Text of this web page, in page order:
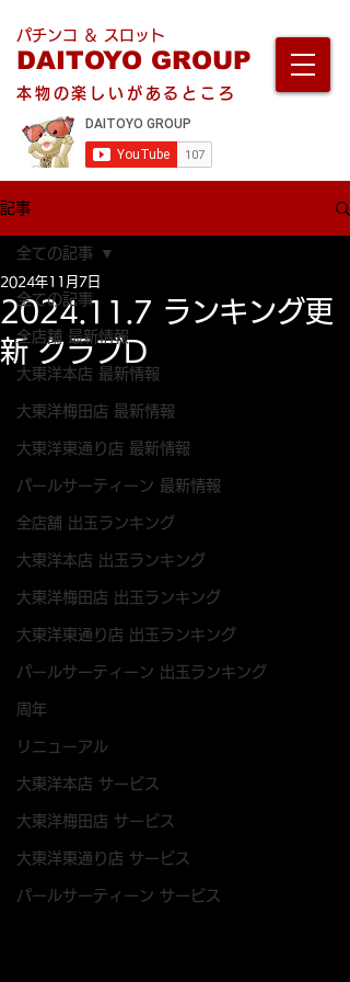
パチンコ ＆ スロット
DAITOYO GROUP
本物の楽しいがあるところ
記事
全ての記事
全店舗 最新情報
大東洋本店 最新情報
大東洋梅田店 最新情報
大東洋東通り店 最新情報
パールサーティーン 最新情報
全店舗 出玉ランキング
大東洋本店 出玉ランキング
大東洋梅田店 出玉ランキング
大東洋東通り店 出玉ランキング
パールサーティーン 出玉ランキング
周年
リニューアル
大東洋本店 サービス
大東洋梅田店 サービス
大東洋東通り店 サービス
パールサーティーン サービス
全ての記事
2024.11.7 ランキング更
新 クラブD
2024年11月7日